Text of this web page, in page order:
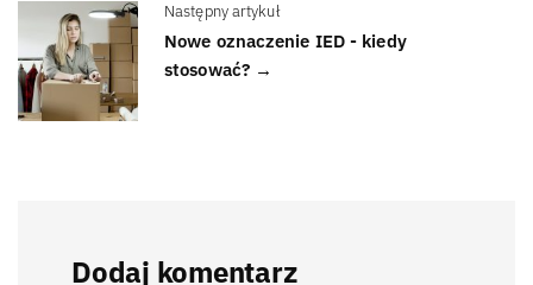
Następny artykuł
Nowe oznaczenie IED - kiedy
stosować? →
Dodaj komentarz